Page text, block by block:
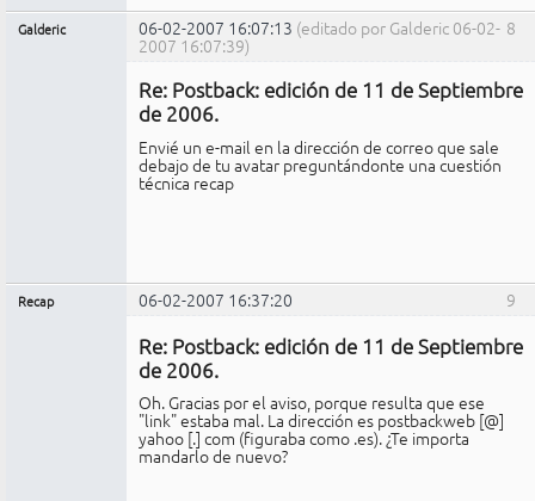
8
Galderic 06-02-2007 16:07:13 (editado por Galderic 06-02-
2007 16:07:39)
Re: Postback: edición de 11 de Septiembre
de 2006.
Envié un e-mail en la dirección de correo que sale
debajo de tu avatar preguntándonte una cuestión
técnica recap
9
Recap 06-02-2007 16:37:20
Re: Postback: edición de 11 de Septiembre
de 2006.
Oh. Gracias por el aviso, porque resulta que ese
"link" estaba mal. La dirección es postbackweb [@]
yahoo [.] com (figuraba como .es). ¿Te importa
mandarlo de nuevo?